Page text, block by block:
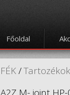
Főoldal
FÉK/Tartozékok